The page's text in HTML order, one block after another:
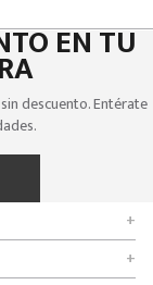
EN TU
descuento. Entérate
+
+